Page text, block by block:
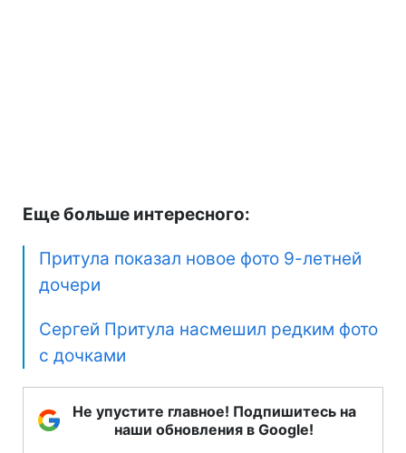
Еще больше интересного:
Притула показал новое фото 9-летней
дочери
Сергей Притула насмешил редким фото
с дочками
Не упустите главное! Подпишитесь на
наши обновления в Google!